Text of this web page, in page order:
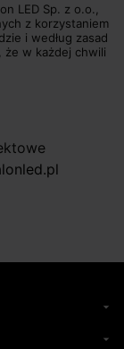
LED Sp. z o.o.,
z korzystaniem
i według zasad
że w każdej chwili
arrow_drop_down
arrow_drop_down